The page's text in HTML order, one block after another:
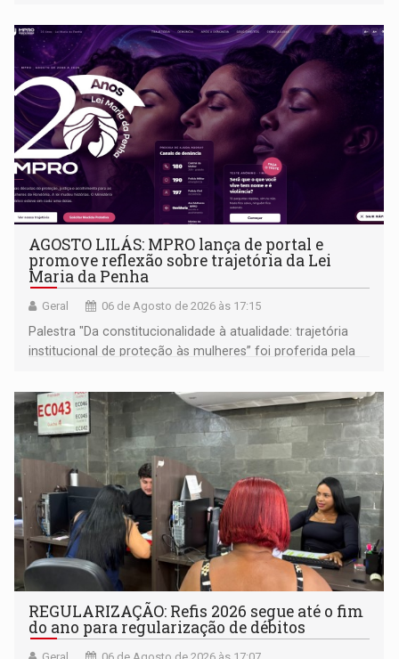
AGOSTO LILÁS: MPRO lança de portal e
promove reflexão sobre trajetória da Lei
Maria da Penha
Geral 06 de Agosto de 2026 às 17:15
Palestra "Da constitucionalidade à atualidade: trajetória
institucional de proteção às mulheres” foi proferida pela
Goiás
REGULARIZAÇÃO: Refis 2026 segue até o fim
do ano para regularização de débitos